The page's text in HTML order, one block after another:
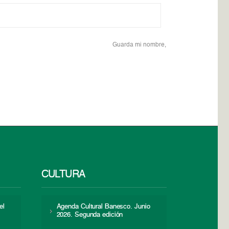
Guarda mi nombre,
CULTURA
Agenda Cultural Banesco. Junio
2026. Segunda edición